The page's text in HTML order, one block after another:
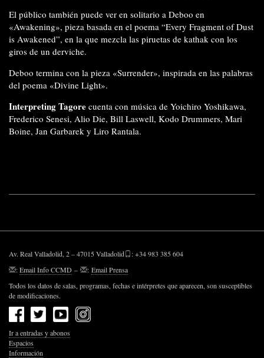
El público también puede ver en solitario a Deboo en
«Awakening», pieza basada en el poema “Every Fragment of Dust
is Awakened”, en la que mezcla las piruetas de kathak con los
giros de un derviche.
Deboo termina con la pieza «Surrender», inspirada en las palabras
del poema «Divine Light».
Interpreting Tagore cuenta con música de Yoichiro Yoshikawa,
Frederico Senesi, Alio Die, Bill Laswell, Kodo Drummers, Mari
Boine, Jan Garbarek y Liro Rantala.
Av. Real Valladolid, 2 – 47015 Valladolid
: +34 983 385 604
:Email Info CCMD – : Email Prensa
Todos los datos de salas, programas, fechas e intérpretes que aparecen, son susceptibles
de modificaciones.
Ir a entradas y abonos
Espacios
Información